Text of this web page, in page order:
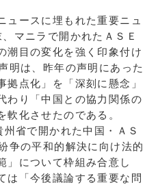
ースに埋もれた重要ニュ
マニラで開かれたＡＳＥ
潮目の変化を強く印象付け
明は、昨年の声明にあった
拠点化」を「深刻に懸念」
わり「中国との協力関係の
化させたのである。
省で開かれた中国・ＡＳ
争の平和的解決に向け法的
」について枠組み合意し
は「今後議論する重要な問